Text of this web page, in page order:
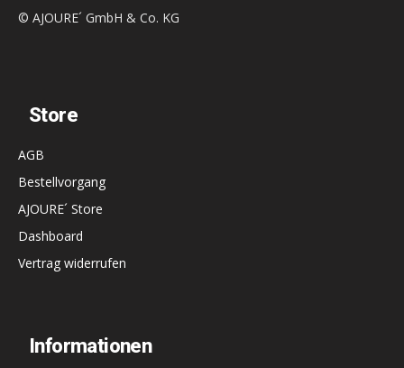
© AJOURE´ GmbH & Co. KG
Store
AGB
Bestellvorgang
AJOURE´ Store
Dashboard
Vertrag widerrufen
Informationen